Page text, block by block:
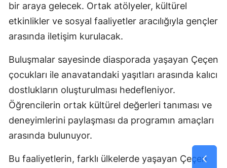
bir araya gelecek. Ortak atölyeler, kültürel
etkinlikler ve sosyal faaliyetler aracılığıyla gençler
arasında iletişim kurulacak.
Buluşmalar sayesinde diasporada yaşayan Çeçen
çocukları ile anavatandaki yaşıtları arasında kalıcı
dostlukların oluşturulması hedefleniyor.
Öğrencilerin ortak kültürel değerleri tanıması ve
deneyimlerini paylaşması da programın amaçları
arasında bulunuyor.
Bu faaliyetlerin, farklı ülkelerde yaşayan Çeçen